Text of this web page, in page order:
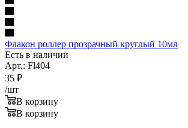
Флакон роллер прозрачный круглый 10мл
Есть в наличии
Арт.: Fl404
35 ₽
/шт
В корзину
В корзину